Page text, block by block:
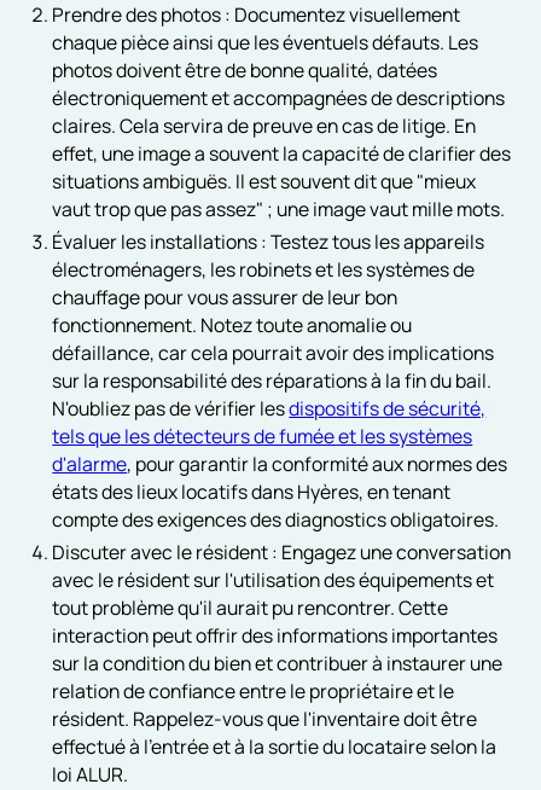
Prendre des photos : Documentez visuellement
chaque pièce ainsi que les éventuels défauts. Les
photos doivent être de bonne qualité, datées
électroniquement et accompagnées de descriptions
claires. Cela servira de preuve en cas de litige. En
effet, une image a souvent la capacité de clarifier des
situations ambiguës. Il est souvent dit que "mieux
vaut trop que pas assez" ; une image vaut mille mots.
Évaluer les installations : Testez tous les appareils
électroménagers, les robinets et les systèmes de
chauffage pour vous assurer de leur bon
fonctionnement. Notez toute anomalie ou
défaillance, car cela pourrait avoir des implications
sur la responsabilité des réparations à la fin du bail.
N'oubliez pas de vérifier lesdispositifs de sécurité,
tels que les détecteurs de fumée et les systèmes
d'alarme, pour garantir la conformité aux normes des
états des lieux locatifs dans Hyères, en tenant
compte des exigences des diagnostics obligatoires.
Discuter avec le résident : Engagez une conversation
avec le résident sur l'utilisation des équipements et
tout problème qu'il aurait pu rencontrer. Cette
interaction peut offrir des informations importantes
sur la condition du bien et contribuer à instaurer une
relation de confiance entre le propriétaire et le
résident. Rappelez-vous que l'inventaire doit être
effectué à l'entrée et à la sortie du locataire selon la
loi ALUR.